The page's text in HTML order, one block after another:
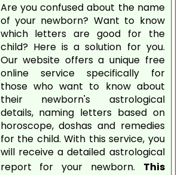
Are you confused about the name
of your newborn? Want to know
which letters are good for the
child? Here is a solution for you.
Our website offers a unique free
online service specifically for
those who want to know about
their newborn's astrological
details, naming letters based on
horoscope, doshas and remedies
for the child. With this service, you
will receive a detailed astrological
report for your newborn. This